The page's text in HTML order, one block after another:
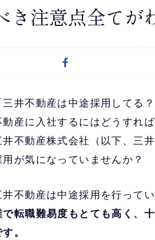
き注意点全てが
三井不動産は中途採用してる
動産に入社するにはどうすれば
井不動産株式会社（以下、三
用が気になっていませんか？
井不動産は中途採用を行ってい
で転職難易度もとても高く、
。